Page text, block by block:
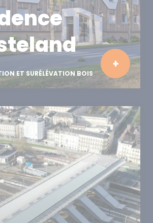
ET SURÉLÉVATION BOIS